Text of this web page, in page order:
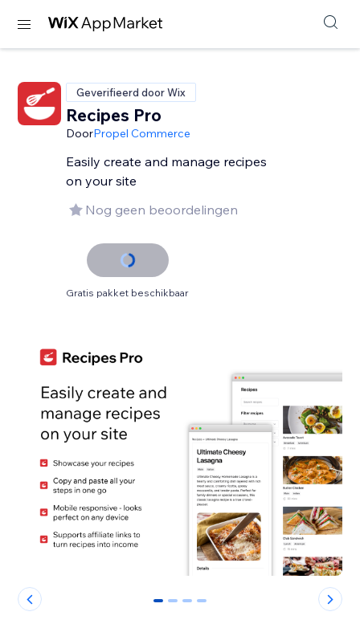
Geverifieerd door Wix
Recipes Pro
DoorPropel Commerce
Easily create and manage recipes
on your site
Nog geen beoordelingen
Gratis pakket beschikbaar
0 1 2 3